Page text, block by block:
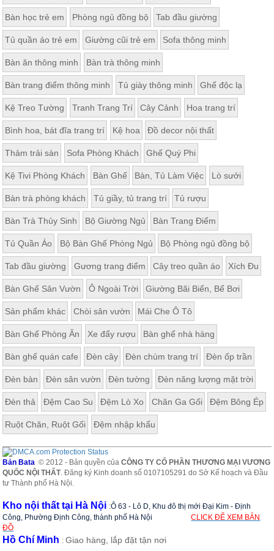
Bàn học trẻ em Phòng ngủ đồng bộ Tab đầu giường
Tủ quần áo trẻ em Giường cũi trẻ em Sofa thông minh
Bàn ăn thông minh Bàn trà thông minh
Bàn trang điểm thông minh Tủ giày thông minh Ghế độc lạ
Kệ Treo Tường Tranh Trang Trí Cây Cảnh Hoa trang trí
Bình hoa, bát đĩa trang trí Kệ hoa Đồ decor nội thất
Thảm trải sàn Sofa Phòng Khách Ghế Quý Phi
Kệ Tivi Phòng Khách Bàn Ghế Bàn, Tủ Làm Việc Lò sưởi
Bàn trà phòng khách Tủ giầy, tủ trang trí Tủ rượu
Bàn Trà Thủy Sinh Bộ Giường Ngủ Bàn Trang Điểm
Tủ Quần Áo Bộ Bàn Ghế Phòng Ngủ Bộ Phòng ngủ đồng bộ
Tab đầu giường Gương trang điểm Cây treo quần áo Xích Đu
Bàn Ghế Sân Vườn Ô Ngoài Trời Giường Bãi Biển, Bể Bơi
Sản phẩm khác Chòi sân vườn Mái Che Ô Tô
Bàn Ghế Phòng Ăn Xe đẩy rượu Bàn ghế nhà hàng
Bàn ghế quán cafe Đèn cây Đèn chùm trang trí Đèn ốp trần
Đèn bàn Đèn sân vườn Đèn tường Đèn năng lượng mặt trời
Đèn thả Đệm Cao Su Đệm Lò Xo Chăn Ga Gối Đệm Bông Ép
Ruột Chăn, Ruột Gối Đệm nhập khẩu
Bản Bata © 2012 - Bản quyền củaCÔNG TY CỔ PHẦN THƯƠNG MẠI VƯƠNG
QUỐC NỘI THẤT. Đăng ký Kinh doanh số 0107105291 do Sở Kế hoạch và Đầu
tư Thành phố Hà Nội.
Kho nội thất tại Hà Nội :Ô 63 - Lô D, Khu đô thị mới Đại Kim - Định
Công, Phường Định Công, thành phố Hà Nội
CLICK ĐỂ XEM BẢN
ĐỒ
Hồ Chí Minh :Giao hàng, lắp đặt tận nơi